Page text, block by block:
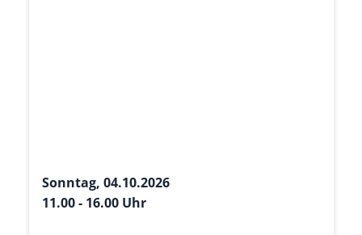
Sonntag, 04.10.2026
11.00 - 16.00 Uhr